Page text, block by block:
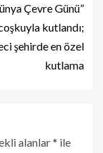
Çevre Günü”
kutlandı;
şehirde en özel
kutlama
alanlar* ile